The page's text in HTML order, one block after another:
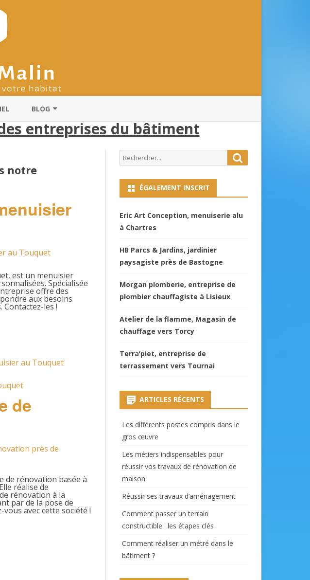
BLOG
ARCHITECTES
DÉMÉNAGEMENT
PLOMBIERS
PAYSAGISTES
MAÇONNERIE
ELECTRICIENS
entreprises du bâtiment
notre
au Touquet
est un menuisier
Spécialisée
offre des
aux besoins
les !
au Touquet
de
près de
de rénovation basée à
réalise de
rénovation à la
par de la pose de
avec cette société !
Search
for:
ÉGALEMENT INSCRIT
Eric Art Conception, menuiserie alu
à Chartres
HB Parcs & Jardins, jardinier
paysagiste près de Bastogne
Morgan plomberie, entreprise de
plombier chauffagiste à Lisieux
Atelier de la flamme, Magasin de
chauffage vers Torcy
Terra’piet, entreprise de
terrassement vers Tournai
ARTICLES RÉCENTS
Les différents postes compris dans le
gros œuvre
Les métiers indispensables pour
réussir vos travaux de rénovation de
maison
Réussir ses travaux d’aménagement
Comment passer un terrain
constructible : les étapes clés
Comment réaliser un métré dans le
bâtiment ?